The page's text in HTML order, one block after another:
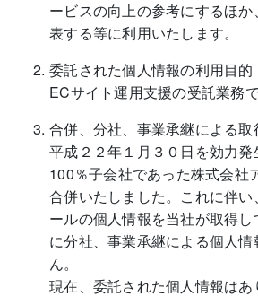
ービスの向上の参考にするほ
表する等に利用いたします。
委託された個人情報の利用目的
ECサイト運用支援の受託業務
合併、分社、事業承継による取
平成２２年１月３０日を効力
100％子会社であった株式会社
合併いたしました。これに伴
ールの個人情報を当社が取得
に分社、事業承継による個人
ん。
現在、委託された個人情報はあ